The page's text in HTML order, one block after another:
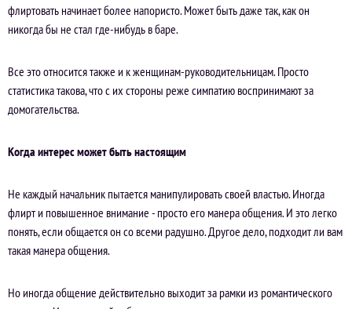
флиртовать начинает более напористо. Может быть даже так, как он
никогда бы не стал где-нибудь в баре.
Все это относится также и к женщинам-руководительницам. Просто
статистика такова, что с их стороны реже симпатию воспринимают за
домогательства.
Когда интерес может быть настоящим
Не каждый начальник пытается манипулировать своей властью. Иногда
флирт и повышенное внимание - просто его манера общения. И это легко
понять, если общается он со всеми радушно. Другое дело, подходит ли вам
такая манера общения.
Но иногда общение действительно выходит за рамки из романтического